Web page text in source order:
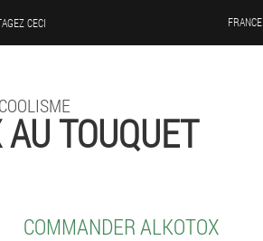
CECI FRANCE
TOUQUET
COMMANDER ALKOTOX